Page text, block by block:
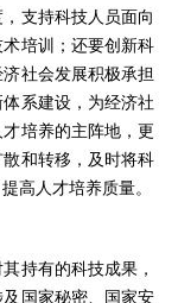
支持科技人员面向
培训；还要创新科
社会发展积极承担
系建设，为经济社
培养的主阵地，更
和转移，及时将科
高人才培养质量。
持有的科技成果，
国家秘密、国家安